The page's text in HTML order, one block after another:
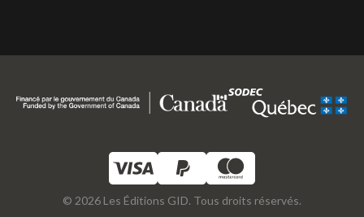
© 2026 Les Éditions GID. Tous droits réservés.